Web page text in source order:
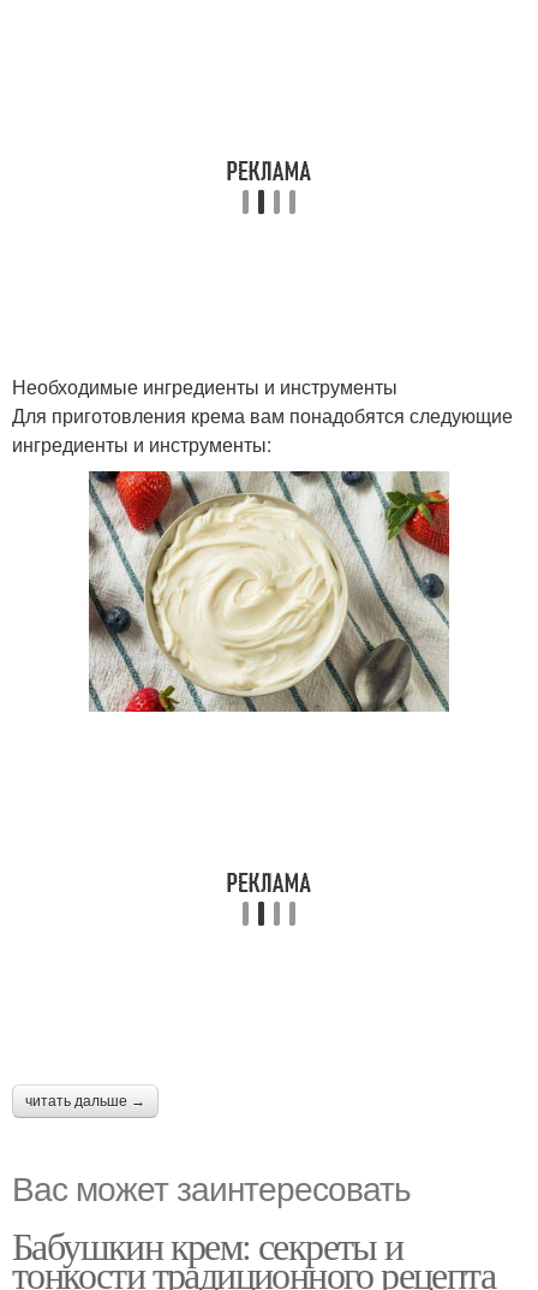
Необходимые ингредиенты и инструменты
Для приготовления крема вам понадобятся следующие
ингредиенты и инструменты:
читать дальше →
Вас может заинтересовать
Бабушкин крем: секреты и
тонкости традиционного рецепта